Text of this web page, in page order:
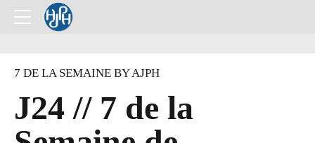
7 DE LA SEMAINE BY AJPH
J24 // 7 de la